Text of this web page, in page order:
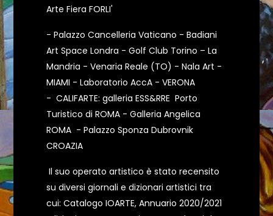
Arte Fiera FORLI'
- Palazzo Cancelleria Vaticano - Badiani
Art Space Londra - Golf Club Torino – La
Mandria - Venaria Reale (TO) - Nala Art -
MIAMI - Laboratorio AccA - VERONA
- CALIFARTE: galleria ESS&RRE Porto
Turistico di ROMA - Galleria Angelica
ROMA - Palazzo Sponza Dubrovnik
CROAZIA
Il suo operato artistico è stato recensito
su diversi giornali e dizionari artistici tra
cui: Catalogo IOARTE, Annuario 2020/2021